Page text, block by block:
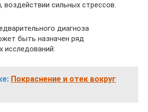
воздействии сильных стрессов.
диагноза
быть назначен ряд
исследований:
Покраснение и отек вокруг